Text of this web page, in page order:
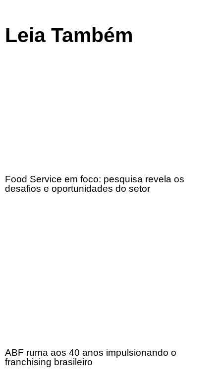
Leia Também
Food Service em foco: pesquisa revela os
desafios e oportunidades do setor
ABF ruma aos 40 anos impulsionando o
franchising brasileiro